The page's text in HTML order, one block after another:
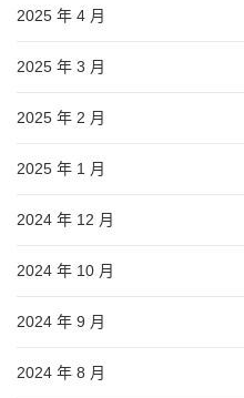
2025 年 4 月
2025 年 3 月
2025 年 2 月
2025 年 1 月
2024 年 12 月
2024 年 10 月
2024 年 9 月
2024 年 8 月